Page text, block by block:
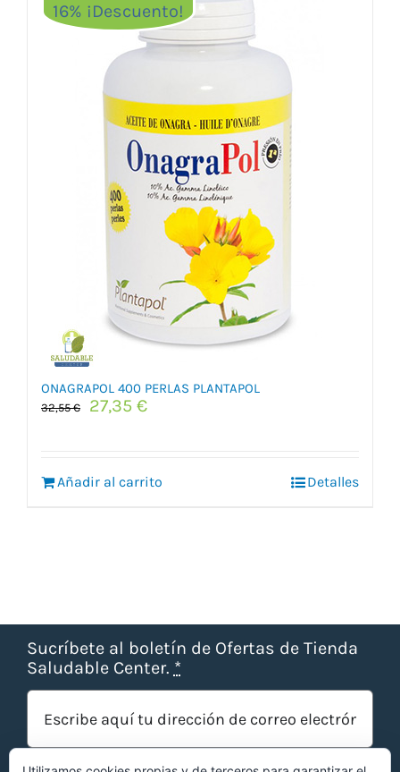
16% ¡Descuento!
ONAGRAPOL 400 PERLAS PLANTAPOL
32,55€
El
32,55 €.
27,35 €El
27,35 €.
Añadir al carrito Detalles
Sucríbete al boletín de Ofertas de Tienda
Saludable Center. *